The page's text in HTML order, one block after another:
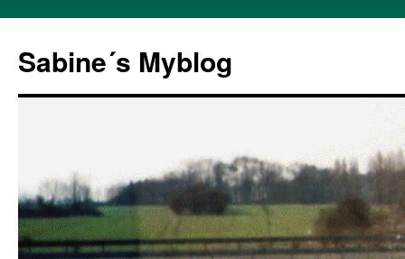
springen
Sabine´s Myblog